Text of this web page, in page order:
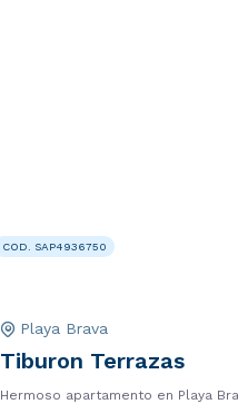
COD. SAP4936750
Playa Brava
Tiburon Terrazas
Hermoso apartamento en Playa